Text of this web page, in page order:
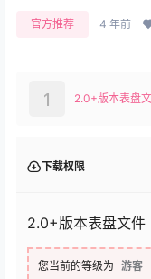
官方推荐 4 年前
2.0+版本表盘
1
下载权限
2.0+版本表盘文件
您当前的等级为 游客